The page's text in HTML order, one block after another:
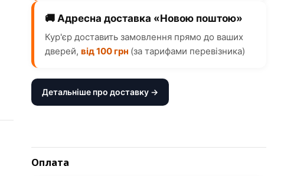
🚚 Адресна доставка «Новою поштою»
Кур'єр доставить замовлення прямо до ваших
дверей, від 100 грн (за тарифами перевізника)
Детальніше про доставку →
Оплата